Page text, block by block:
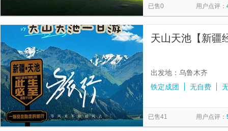
已售0 用户点评：
天山天池【新疆
出发地：乌鲁木齐
铁定成团
无自费
已售41 用户点评：